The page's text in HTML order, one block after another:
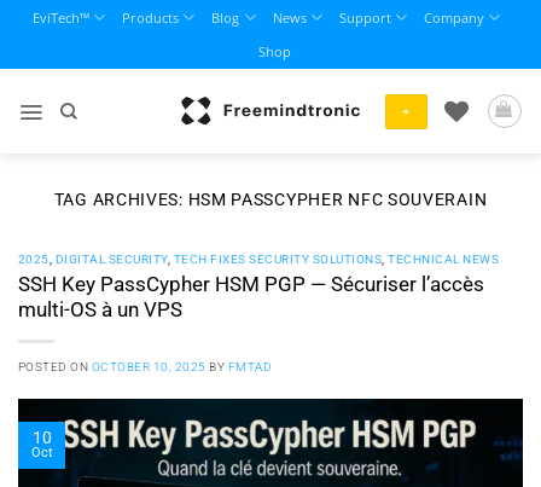
content
EviTech™ Products Blog News Support
Company
Shop
+
TAG ARCHIVES: HSM PASSCYPHER NFC SOUVERAIN
2025 DIGITAL SECURITY, TECH FIXES SECURITY SOLUTIONS ,TECHNICAL NEWS
SSH Key PassCypher HSM PGP — Sécuriser l’accès
multi-OS à un VPS
POSTED ON OCTOBER 10, 2025 BY FMTAD
10
Oct